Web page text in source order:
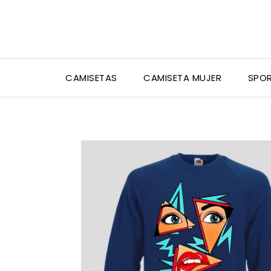
CAMISETAS CAMISETA MUJER